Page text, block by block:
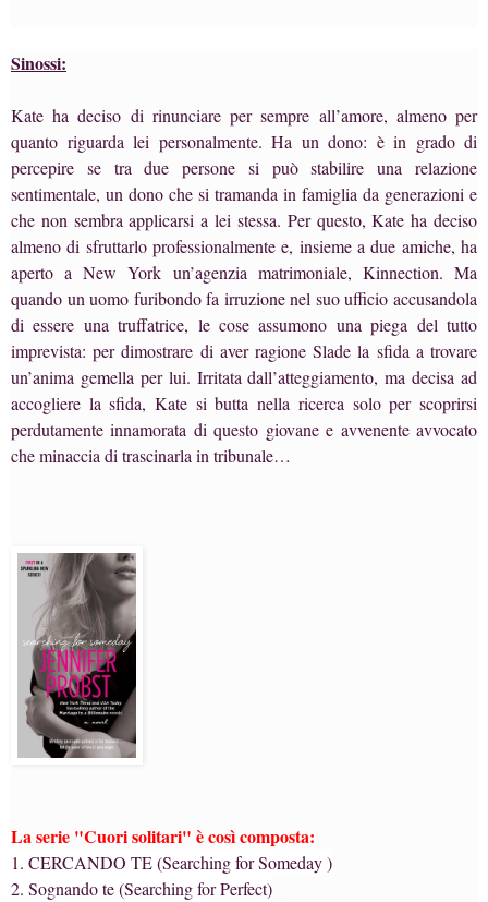
Sinossi:
Kate ha deciso di rinunciare per sempre all’amore, almeno per
quanto riguarda lei personalmente. Ha un dono: è in grado di
percepire se tra due persone si può stabilire una relazione
sentimentale, un dono che si tramanda in famiglia da generazioni e
che non sembra applicarsi a lei stessa. Per questo, Kate ha deciso
almeno di sfruttarlo professionalmente e, insieme a due amiche, ha
aperto a New York un’agenzia matrimoniale, Kinnection. Ma
quando un uomo furibondo fa irruzione nel suo ufficio accusandola
di essere una truffatrice, le cose assumono una piega del tutto
imprevista: per dimostrare di aver ragione Slade la sfida a trovare
un’anima gemella per lui. Irritata dall’atteggiamento, ma decisa ad
accogliere la sfida, Kate si butta nella ricerca solo per scoprirsi
perdutamente innamorata di questo giovane e avvenente avvocato
che minaccia di trascinarla in tribunale…
La serie "Cuori solitari" è così composta:
1. CERCANDO TE (Searching for Someday )
2. Sognando te (Searching for Perfect)